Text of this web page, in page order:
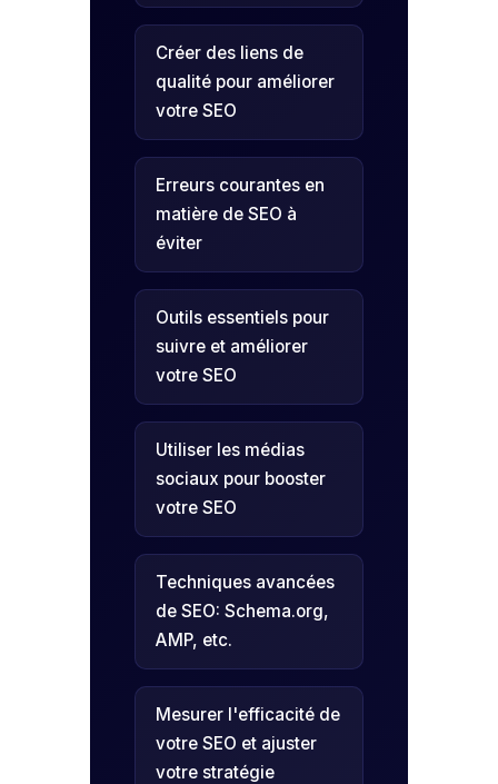
Créer des liens de
qualité pour améliorer
votre SEO
Erreurs courantes en
matière de SEO à
éviter
Outils essentiels pour
suivre et améliorer
votre SEO
Utiliser les médias
sociaux pour booster
votre SEO
Techniques avancées
de SEO: Schema.org,
AMP, etc.
Mesurer l'efficacité de
votre SEO et ajuster
votre stratégie